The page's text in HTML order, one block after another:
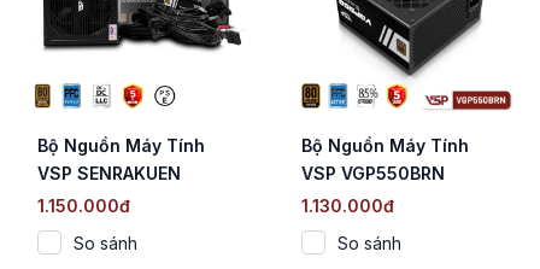
Bộ Nguồn Máy Tính
VSP SENRAKUEN
VGP650BRN (650W /
80 Plus Bronze / Full
Range / Tụ Nhật)
1.150.000đ
So sánh
Bộ Nguồn Máy Tính
VSP VGP550BRN
(550W / 80 Plus
Bronze / Full Range /
DC to DC) Mô tả ngắn:
1.130.000đ
So sánh